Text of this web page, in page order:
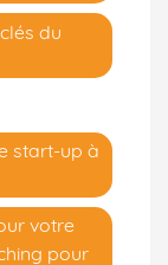
du
start-up à
votre
pour